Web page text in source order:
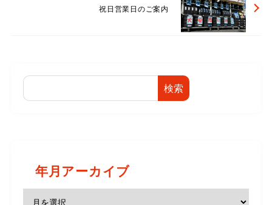
祝日営業日のご案内
検索
年月アーカイブ